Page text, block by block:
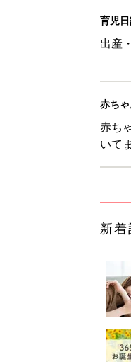
育児
出産
赤ち
赤ち
いて
新